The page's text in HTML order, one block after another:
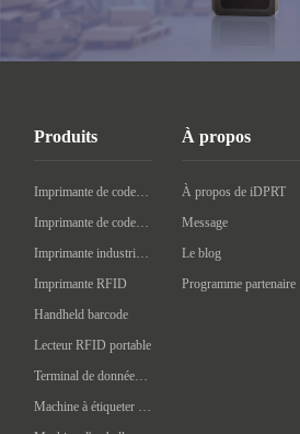
Produits
Imprimante RFID
Handheld barcode
Lecteur RFID portable
À propos
À propos de iDPRT
Message
Le blog
Programme partenaire